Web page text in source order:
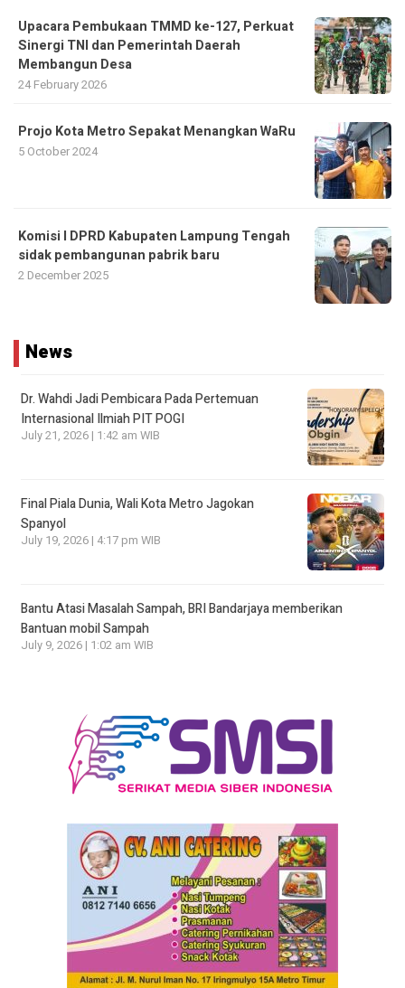
Upacara Pembukaan TMMD ke-127, Perkuat
Sinergi TNI dan Pemerintah Daerah
Membangun Desa
24 February 2026
Projo Kota Metro Sepakat Menangkan WaRu
5 October 2024
Komisi I DPRD Kabupaten Lampung Tengah
sidak pembangunan pabrik baru
2 December 2025
News
Dr. Wahdi Jadi Pembicara Pada Pertemuan
Internasional Ilmiah PIT POGI
July 21, 2026 | 1:42 am WIB
Final Piala Dunia, Wali Kota Metro Jagokan
Spanyol
July 19, 2026 | 4:17 pm WIB
Bantu Atasi Masalah Sampah, BRI Bandarjaya memberikan
Bantuan mobil Sampah
July 9, 2026 | 1:02 am WIB